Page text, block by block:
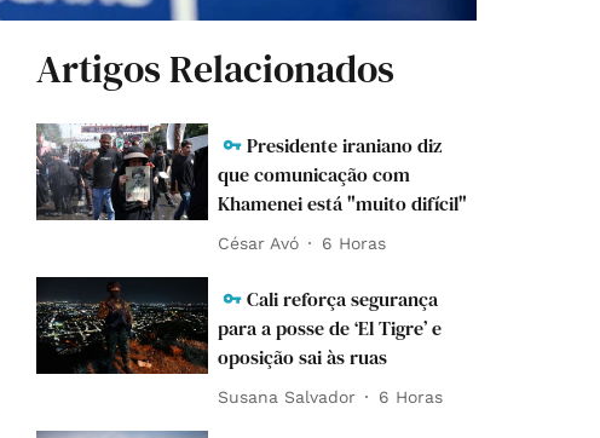
Artigos Relacionados
Presidente iraniano diz
que comunicação com
Khamenei está "muito difícil"
César Avó 6 Horas
Cali reforça segurança
para a posse de ‘El Tigre’ e
oposição sai às ruas
Susana Salvador 6 Horas